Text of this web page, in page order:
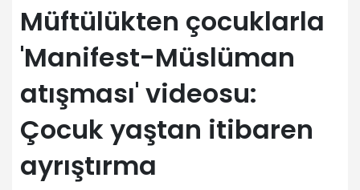
Müftülükten çocuklarla
'Manifest-Müslüman
atışması' videosu:
Çocuk yaştan itibaren
ayrıştırma